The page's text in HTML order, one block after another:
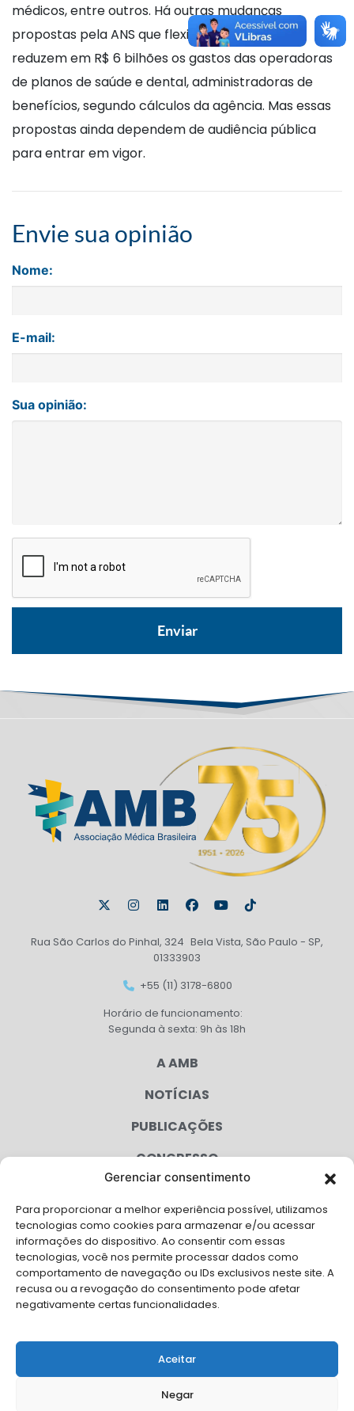
Gerenciar consentimento
Para proporcionar a melhor experiência possível, utilizamos
tecnologias como cookies para armazenar e/ou acessar
informações do dispositivo. Ao consentir com essas
tecnologias, você nos permite processar dados como
comportamento de navegação ou IDs exclusivos neste site. A
recusa ou a revogação do consentimento pode afetar
negativamente certas funcionalidades.
Aceitar
Negar
médicos, entre outros. Há outras mudanças
propostas pela ANS que flexibilizam as regras e
reduzem em R$ 6 bilhões os gastos das operadoras
de planos de saúde e dental, administradoras de
benefícios, segundo cálculos da agência. Mas essas
propostas ainda dependem de audiência pública
para entrar em vigor.
Envie sua opinião
Nome:
E-mail:
Sua opinião:
Rua São Carlos do Pinhal, 324 Bela Vista, São Paulo - SP,
01333903
+55 (11) 3178-6800
Horário de funcionamento:
Segunda à sexta: 9h às 18h
A AMB
NOTÍCIAS
PUBLICAÇÕES
CONGRESSO
CAMPANHAS
SERVIÇOS
FILIADAS
FALE CONOSCO
Solicite Apoio Institucional da AMB para o seu evento